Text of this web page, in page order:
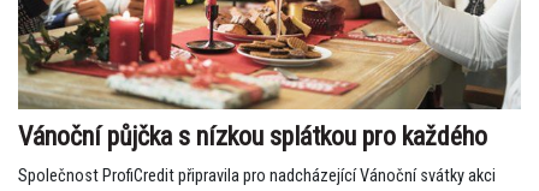
Vánoční půjčka s nízkou splátkou pro každého
Společnost ProfiCredit připravila pro nadcházející Vánoční svátky akci